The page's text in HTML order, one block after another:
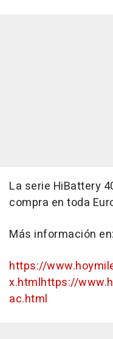
La serie HiBattery
compra en toda
Más información en:
https://
x.htmlhttps://
ac.html